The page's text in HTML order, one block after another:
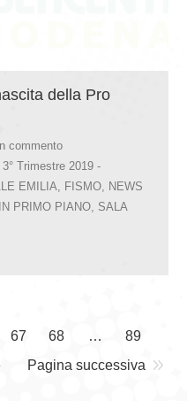
della Pro
commento
3° Trimestre 2019 -
EMILIA FISMO NEWS
PRIMO PIANO SALA
67 68 …
89
Pagina successiva